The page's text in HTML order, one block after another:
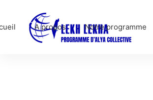
A propos Notre programme